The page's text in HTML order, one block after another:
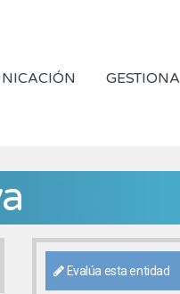
GESTIONA
Evalúa esta entidad